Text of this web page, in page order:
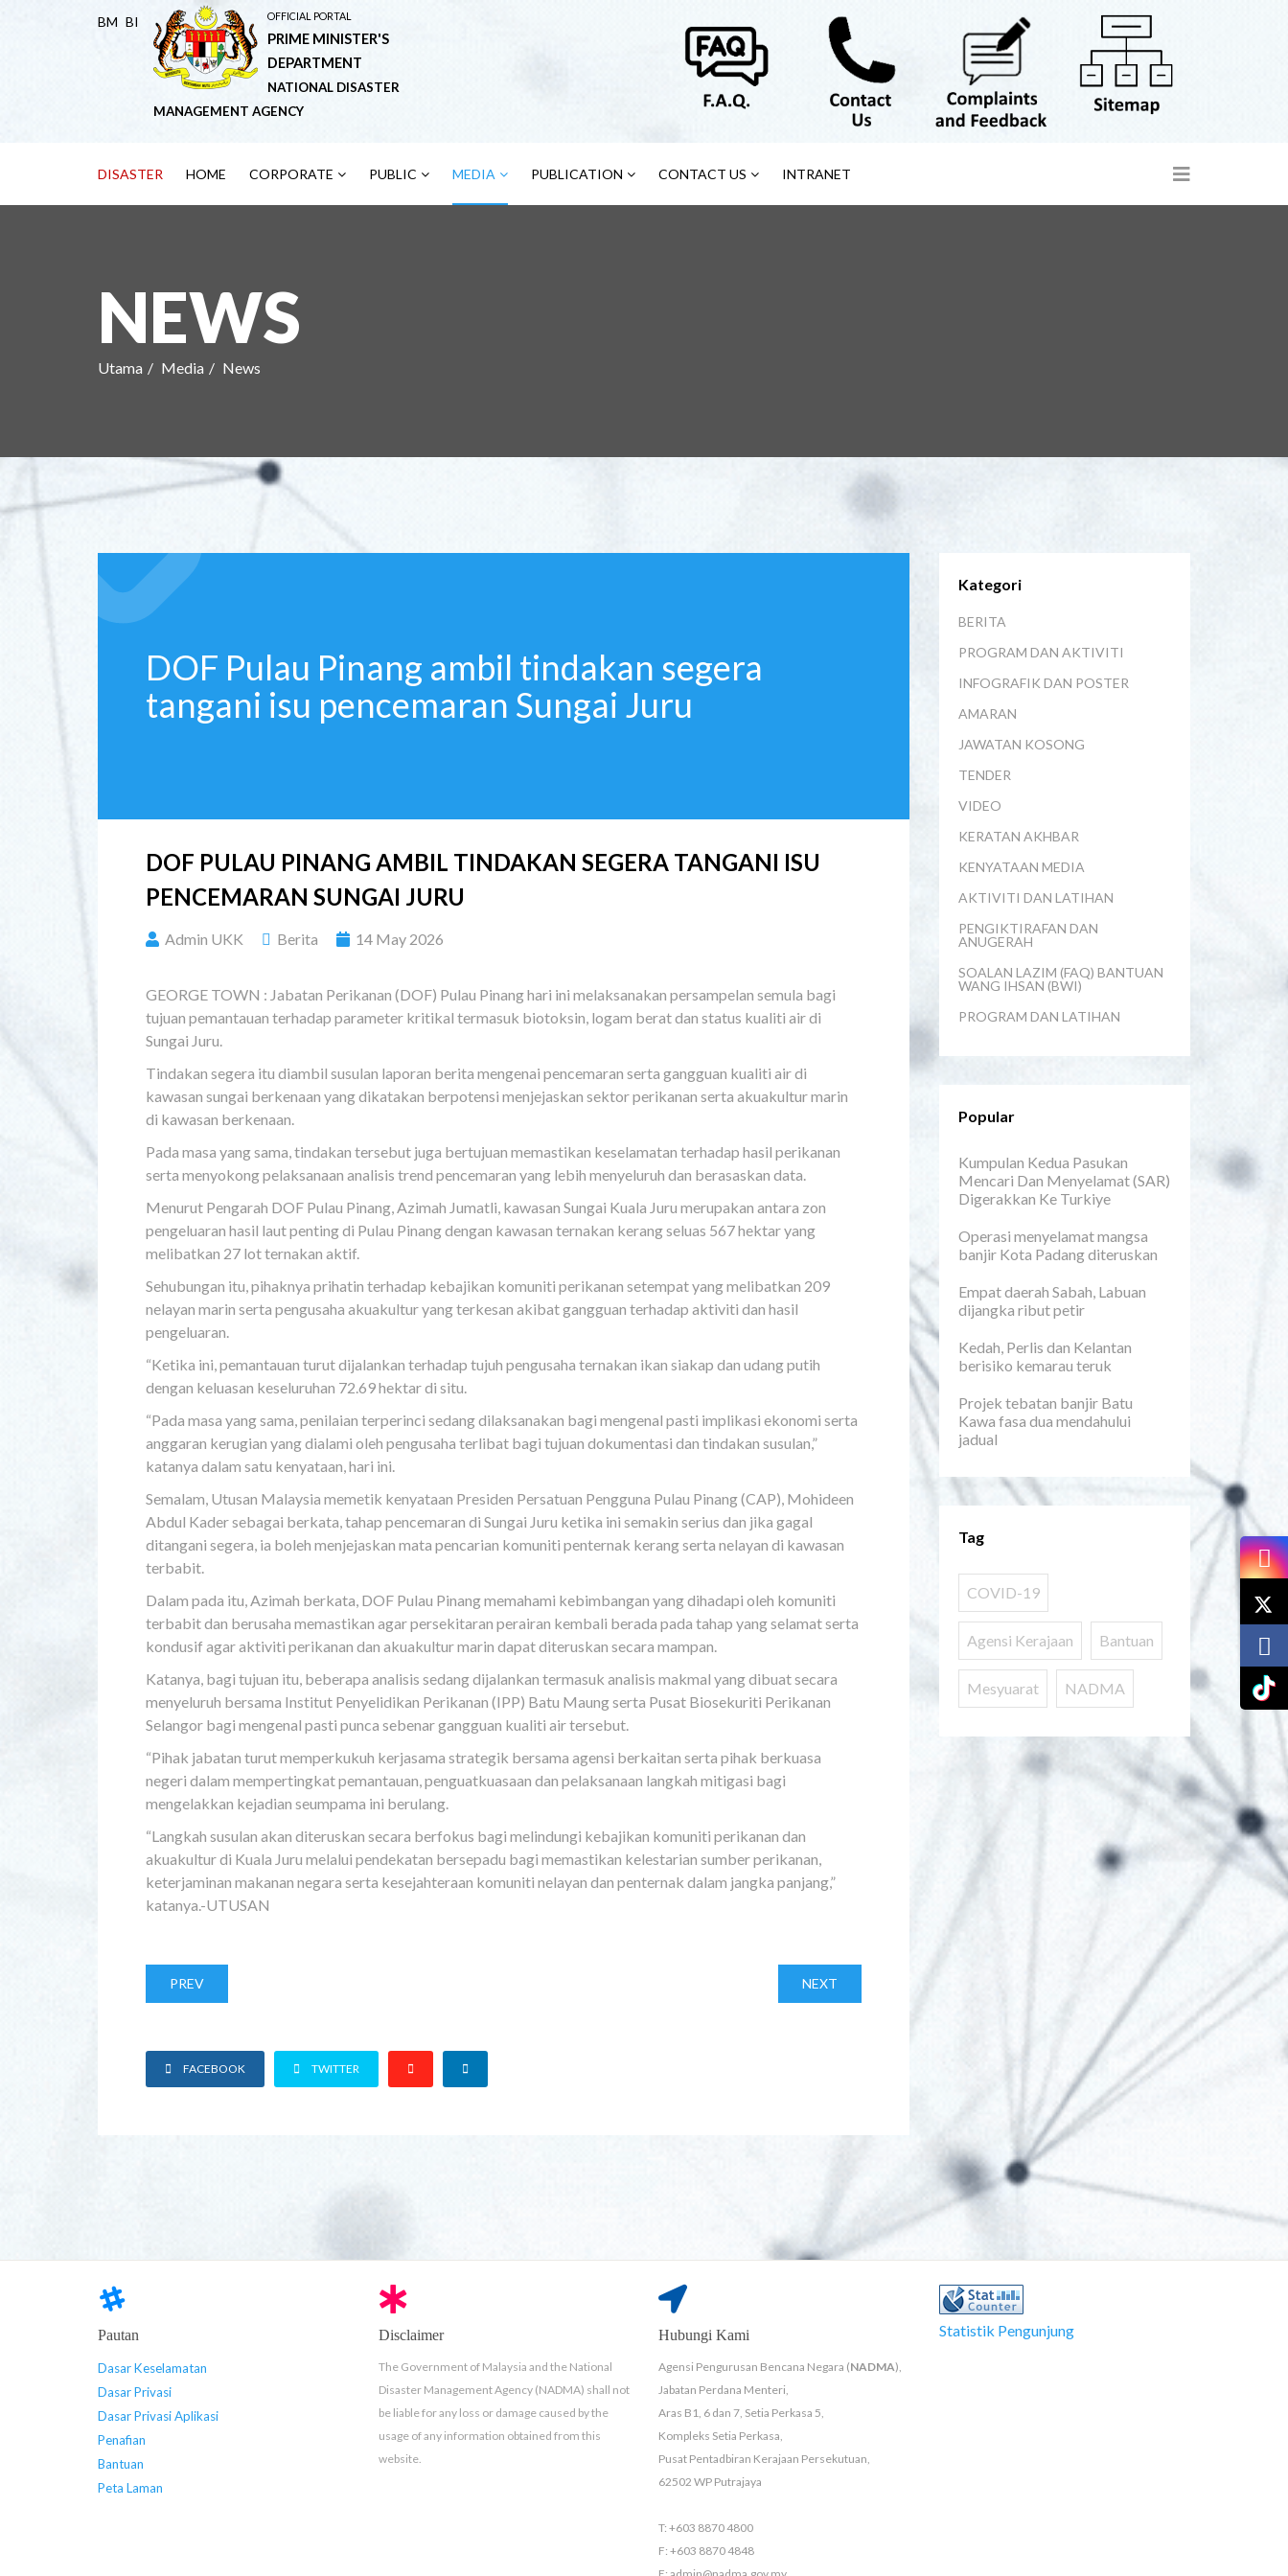
BM BI OFFICIAL PORTAL
PRIME MINISTER'S
DEPARTMENT
NATIONAL DISASTER
MANAGEMENT AGENCY
DISASTER HOME CORPORATE PUBLIC MEDIA PUBLICATION CONTACT US INTRANET
NEWS
Utama Media News
DOF Pulau Pinang ambil tindakan segera
tangani isu pencemaran Sungai Juru
DOF PULAU PINANG AMBIL TINDAKAN SEGERA TANGANI ISU
PENCEMARAN SUNGAI JURU
Admin UKK Berita 14 May 2026
GEORGE TOWN : Jabatan Perikanan (DOF) Pulau Pinang hari ini melaksanakan persampelan semula bagi
tujuan pemantauan terhadap parameter kritikal termasuk biotoksin, logam berat dan status kualiti air di
Sungai Juru.
Tindakan segera itu diambil susulan laporan berita mengenai pencemaran serta gangguan kualiti air di
kawasan sungai berkenaan yang dikatakan berpotensi menjejaskan sektor perikanan serta akuakultur marin
di kawasan berkenaan.
Pada masa yang sama, tindakan tersebut juga bertujuan memastikan keselamatan terhadap hasil perikanan
serta menyokong pelaksanaan analisis trend pencemaran yang lebih menyeluruh dan berasaskan data.
Menurut Pengarah DOF Pulau Pinang, Azimah Jumatli, kawasan Sungai Kuala Juru merupakan antara zon
pengeluaran hasil laut penting di Pulau Pinang dengan kawasan ternakan kerang seluas 567 hektar yang
melibatkan 27 lot ternakan aktif.
Sehubungan itu, pihaknya prihatin terhadap kebajikan komuniti perikanan setempat yang melibatkan 209
nelayan marin serta pengusaha akuakultur yang terkesan akibat gangguan terhadap aktiviti dan hasil
pengeluaran.
“Ketika ini, pemantauan turut dijalankan terhadap tujuh pengusaha ternakan ikan siakap dan udang putih
dengan keluasan keseluruhan 72.69 hektar di situ.
“Pada masa yang sama, penilaian terperinci sedang dilaksanakan bagi mengenal pasti implikasi ekonomi serta
anggaran kerugian yang dialami oleh pengusaha terlibat bagi tujuan dokumentasi dan tindakan susulan,”
katanya dalam satu kenyataan, hari ini.
Semalam, Utusan Malaysia memetik kenyataan Presiden Persatuan Pengguna Pulau Pinang (CAP), Mohideen
Abdul Kader sebagai berkata, tahap pencemaran di Sungai Juru ketika ini semakin serius dan jika gagal
ditangani segera, ia boleh menjejaskan mata pencarian komuniti penternak kerang serta nelayan di kawasan
terbabit.
Dalam pada itu, Azimah berkata, DOF Pulau Pinang memahami kebimbangan yang dihadapi oleh komuniti
terbabit dan berusaha memastikan agar persekitaran perairan kembali berada pada tahap yang selamat serta
kondusif agar aktiviti perikanan dan akuakultur marin dapat diteruskan secara mampan.
Katanya, bagi tujuan itu, beberapa analisis sedang dijalankan termasuk analisis makmal yang dibuat secara
menyeluruh bersama Institut Penyelidikan Perikanan (IPP) Batu Maung serta Pusat Biosekuriti Perikanan
Selangor bagi mengenal pasti punca sebenar gangguan kualiti air tersebut.
“Pihak jabatan turut memperkukuh kerjasama strategik bersama agensi berkaitan serta pihak berkuasa
negeri dalam mempertingkat pemantauan, penguatkuasaan dan pelaksanaan langkah mitigasi bagi
mengelakkan kejadian seumpama ini berulang.
“Langkah susulan akan diteruskan secara berfokus bagi melindungi kebajikan komuniti perikanan dan
akuakultur di Kuala Juru melalui pendekatan bersepadu bagi memastikan kelestarian sumber perikanan,
keterjaminan makanan negara serta kesejahteraan komuniti nelayan dan penternak dalam jangka panjang,”
katanya.-UTUSAN
PREV NEXT
FACEBOOK TWITTER
Kategori
BERITA
PROGRAM DAN AKTIVITI
INFOGRAFIK DAN POSTER
AMARAN
JAWATAN KOSONG
TENDER
VIDEO
KERATAN AKHBAR
KENYATAAN MEDIA
AKTIVITI DAN LATIHAN
PENGIKTIRAFAN DAN
ANUGERAH
SOALAN LAZIM (FAQ) BANTUAN
WANG IHSAN (BWI)
PROGRAM DAN LATIHAN
Popular
Kumpulan Kedua Pasukan
Mencari Dan Menyelamat (SAR)
Digerakkan Ke Turkiye
Operasi menyelamat mangsa
banjir Kota Padang diteruskan
Empat daerah Sabah, Labuan
dijangka ribut petir
Kedah, Perlis dan Kelantan
berisiko kemarau teruk
Projek tebatan banjir Batu
Kawa fasa dua mendahului
jadual
Tag
COVID-19
Agensi Kerajaan Bantuan
Mesyuarat NADMA
Pautan
Dasar Keselamatan
Dasar Privasi
Dasar Privasi Aplikasi
Penafian
Bantuan
Peta Laman
Disclaimer
The Government of Malaysia and the National
Disaster Management Agency (NADMA) shall not
be liable for any loss or damage caused by the
usage of any information obtained from this
website.
Hubungi Kami
Agensi Pengurusan Bencana Negara (NADMA),
Jabatan Perdana Menteri,
Aras B1, 6 dan 7, Setia Perkasa 5,
Kompleks Setia Perkasa,
Pusat Pentadbiran Kerajaan Persekutuan,
62502 WP Putrajaya
T: +603 8870 4800
F: +603 8870 4848
Statistik Pengunjung